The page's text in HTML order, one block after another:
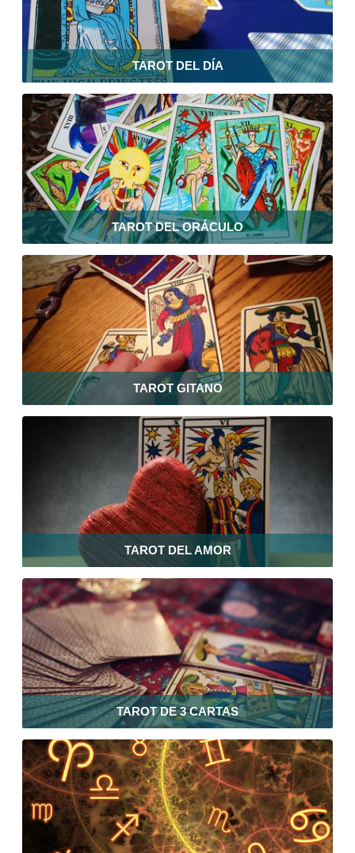
TAROT DEL DÍA
TAROT DEL ORÁCULO
TAROT GITANO
TAROT DEL AMOR
TAROT DE 3 CARTAS